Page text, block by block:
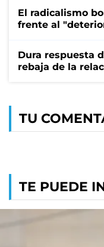
El radicalismo
frente al
Dura respuesta
rebaja de la
TU
TE PUEDE